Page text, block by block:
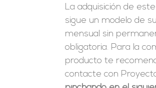
La adquisición de
sigue un modelo de
mensual sin
obligatoria. Para la
producto te
contacte con